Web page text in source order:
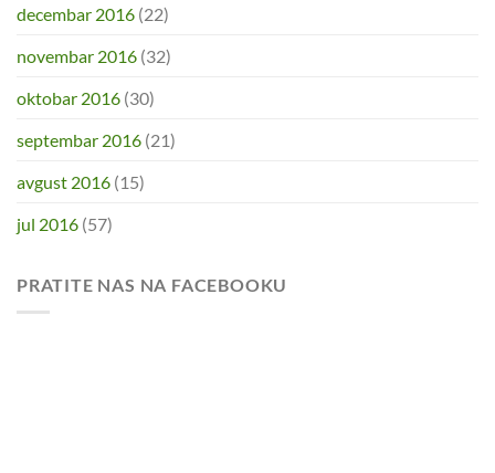
decembar 2016 (22)
novembar 2016 (32)
oktobar 2016 (30)
septembar 2016 (21)
avgust 2016 (15)
jul 2016 (57)
PRATITE NAS NA FACEBOOKU